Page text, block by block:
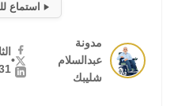
استماع
مدونة
عبدالسلام
شليبك
•
2023